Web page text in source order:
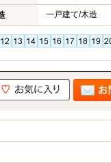
一戸建て/木造